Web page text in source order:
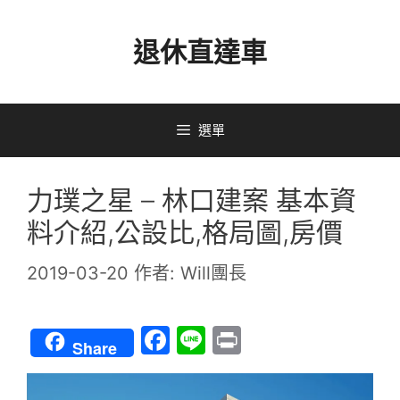
退休直達車
選單
力璞之星 – 林口建案 基本資
料介紹,公設比,格局圖,房價
2019-03-20 作者: Will團長
Share
F
a
Li
n in